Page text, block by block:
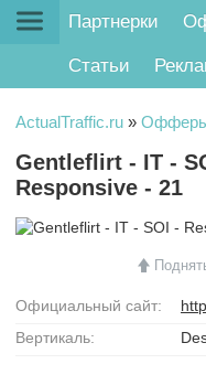
Партнерки
Статьи
ActualTraffic.ru »
Gentleflirt - IT -
Responsive - 21
Официальный сайт:
Вертикаль: